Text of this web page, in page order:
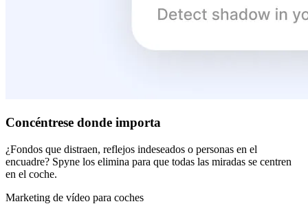
Concéntrese donde importa
¿Fondos que distraen, reflejos indeseados o personas en el
encuadre? Spyne los elimina para que todas las miradas se centren
en el coche.
Marketing de vídeo para coches